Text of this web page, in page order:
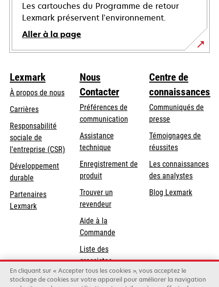
Les cartouches du Programme de retour
Lexmark préservent l’environnement.
Aller à la page
Lexmark
À propos de nous
Carrières
s’ouvre
dans
un
nouvel
onglet
Responsabilité
sociale de
l'entreprise (CSR) s’ouvre
onglet
Développement
durable
Partenaires
Lexmark
Nous
Contacter
Préférences de
communication
s’ouvre
dans
un
nouvel
onglet
Assistance
techniques’ouvre
un
onglet
Enregistrement de
produit
Trouver un
revendeur
Aide à la
Commande
Liste des
grossistes
Centre de
connaissances
Communiqués de
presse
Témoignages de
réussites
Les connaissances
des analystes
Blog Lexmark
En cliquant sur « Accepter tous les cookies », vous acceptez le
stockage de cookies sur votre appareil pour améliorer la navigation